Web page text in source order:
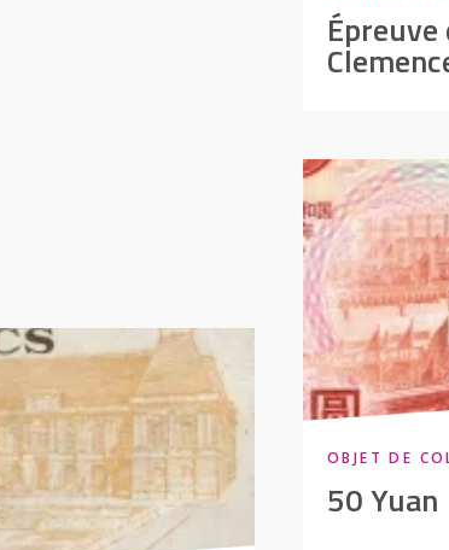
OBJET DE
50 Yuan